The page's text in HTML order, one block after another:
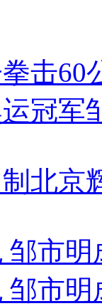
击60
冠军
北京
市
市